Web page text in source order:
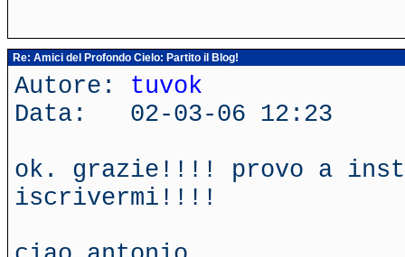
Re: Amici del Profondo Cielo: Partito il Blog!
Autore: tuvok
Data: 02-03-06 12:23
ok. grazie!!!! provo a
iscrivermi!!!!